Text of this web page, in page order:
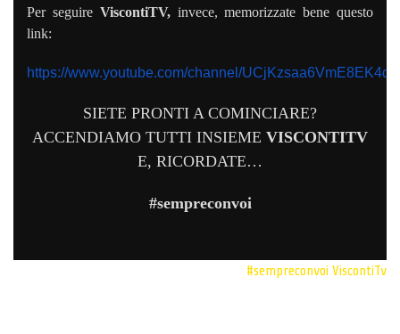
Per seguire ViscontiTV,invece, memorizzate bene questo
link:
https://www.youtube.com/channel/
SIETE PRONTI A COMINCIARE?
ACCENDIAMO TUTTI INSIEME VISCONTITV
E, RICORDATE…
#sempreconvoi
#sempreconvoi ViscontiTv